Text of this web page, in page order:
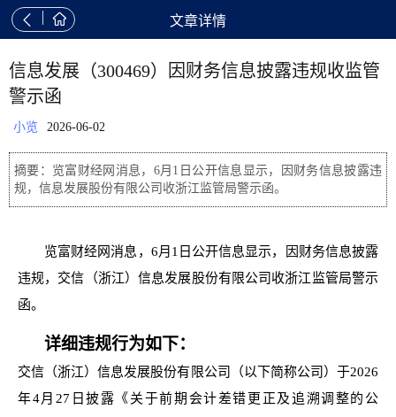
  文章详情
信息发展（300469）因财务信息披露违规收监管
警示函
小览 2026-06-02
摘要：览富财经网消息，6月1日公开信息显示，因财务信息披露违
规，信息发展股份有限公司收浙江监管局警示函。
览富财经网消息，6月1日公开信息显示，因财务信息披露
违规，交信（浙江）信息发展股份有限公司收浙江监管局警示
函。
详细违规行为如下：
交信（浙江）信息发展股份有限公司（以下简称公司）于2026
年4月27日披露《关于前期会计差错更正及追溯调整的公